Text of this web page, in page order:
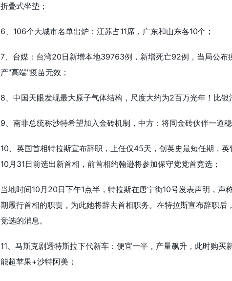
折叠式坐垫；
6、106个大城市名单出炉：江苏占11席，广东和山东各10个；
7、台媒：台湾20日新增本地39763例，新增死亡92例，当局公布
产"高端"疫苗无效；
8、中国天眼发现最大原子气体结构，尺度大约为2百万光年！比银
9、南非总统称沙特希望加入金砖机制，中方：将同金砖伙伴一道
10、英国首相特拉斯宣布辞职，上任仅45天，创英史最短任期，
10月31日前选出新首相，前首相约翰逊将参加保守党党首竞选；
当地时间10月20日下午1点半，特拉斯在唐宁街10号发表声明，声
期履行首相的职责，为此她将辞去首相职务。在特拉斯宣布辞职后
竞选的消息。
11、马斯克剧透特斯拉下代新车：便宜一半，产量飙升，此时购买
能超苹果+沙特阿美；